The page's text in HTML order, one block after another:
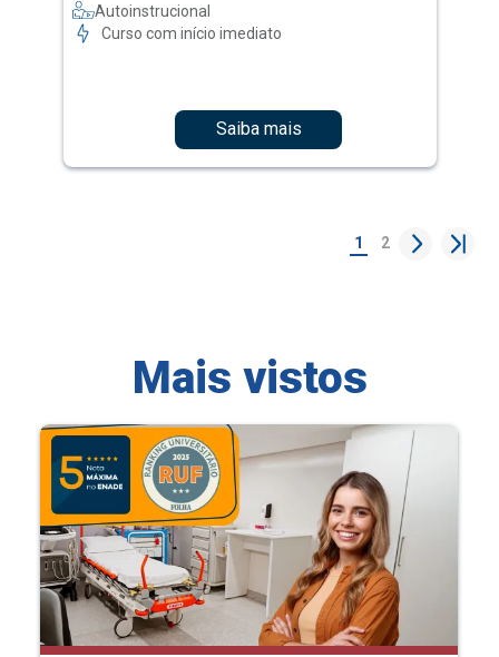
Autoinstrucional
Curso com início imediato
Saiba mais
1 2
Mais vistos